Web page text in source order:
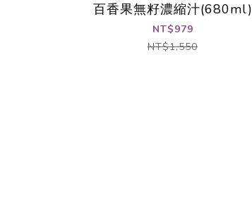
百香果無籽濃縮汁(680ml)
NT$979
NT$1,550